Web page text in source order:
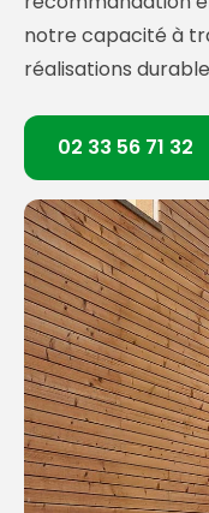
notre capacité à
réalisations
02 33 56 71 32